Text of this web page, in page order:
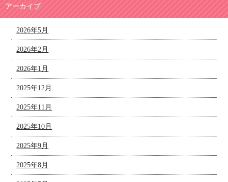
アーカイブ
2026年5月
2026年2月
2026年1月
2025年12月
2025年11月
2025年10月
2025年9月
2025年8月